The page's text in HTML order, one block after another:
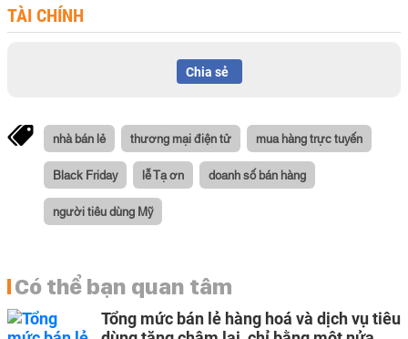
TÀI CHÍNH
Chia sẻ
nhà bán lẻ thương mại điện tử mua hàng trực tuyến
Black Friday lễ Tạ ơn doanh số bán hàng
người tiêu dùng Mỹ
Có thể bạn quan tâm
Tổng mức bán lẻ hàng hoá và dịch vụ tiêu